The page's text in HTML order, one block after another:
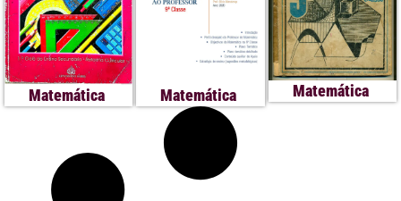
Matemática Matemática Matemática